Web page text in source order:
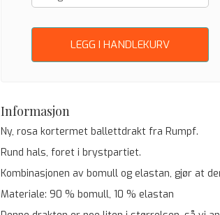
LEGG I HANDLEKURV
Informasjon
Ny, rosa kortermet ballettdrakt fra Rumpf.
Rund hals, foret i brystpartiet.
Kombinasjonen av bomull og elastan, gjør at
Materiale: 90 % bomull, 10 % elastan